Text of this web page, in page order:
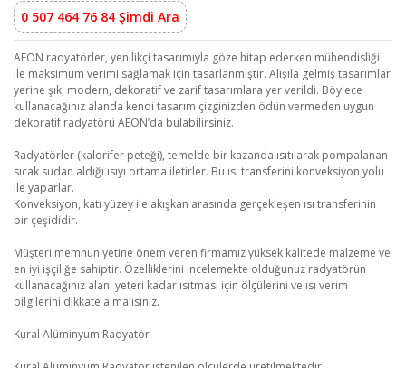
0 507 464 76 84 Şimdi Ara
AEON radyatörler, yenilikçi tasarımıyla göze hitap ederken mühendisliği
ile maksimum verimi sağlamak için tasarlanmıştır. Alışıla gelmiş tasarımlar
yerine şık, modern, dekoratif ve zarif tasarımlara yer verildi. Böylece
kullanacağınız alanda kendi tasarım çizginizden ödün vermeden uygun
dekoratif radyatörü AEON’da bulabilirsiniz.
Radyatörler (kalorifer peteği), temelde bir kazanda ısıtılarak pompalanan
sıcak sudan aldığı ısıyı ortama iletirler. Bu ısı transferini konveksiyon yolu
ile yaparlar.
Konveksiyon, katı yüzey ile akışkan arasında gerçekleşen ısı transferinin
bir çeşididir.
Müşteri memnuniyetine önem veren firmamız yüksek kalitede malzeme ve
en iyi işçiliğe sahiptir. Özelliklerini incelemekte olduğunuz radyatörün
kullanacağınız alanı yeteri kadar ısıtması için ölçülerini ve ısı verim
bilgilerini dikkate almalısınız.
Kural Alüminyum Radyatör